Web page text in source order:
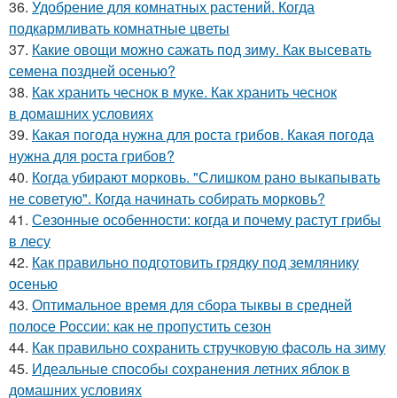
36. Удобрение для комнатных растений. Когда
подкармливать комнатные цветы
37. Какие овощи можно сажать под зиму. Как высевать
семена поздней осенью?
38. Как хранить чеснок в муке. Как хранить чеснок
в домашних условиях
39. Какая погода нужна для роста грибов. Какая погода
нужна для роста грибов?
40. Когда убирают морковь. "Слишком рано выкапывать
не советую". Когда начинать собирать морковь?
41. Сезонные особенности: когда и почему растут грибы
в лесу
42. Как правильно подготовить грядку под землянику
осенью
43. Оптимальное время для сбора тыквы в средней
полосе России: как не пропустить сезон
44. Как правильно сохранить стручковую фасоль на зиму
45. Идеальные способы сохранения летних яблок в
домашних условиях